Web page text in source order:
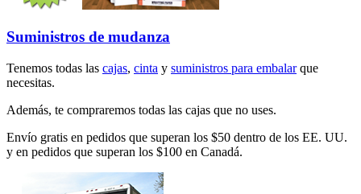
Suministros de mudanza
Tenemos todas las cajas, cinta y suministros para embalarque
necesitas.
Además, te compraremos todas las cajas que no uses.
Envío gratis en pedidos que superan los $50 dentro de los EE. UU.
y en pedidos que superan los $100 en Canadá.